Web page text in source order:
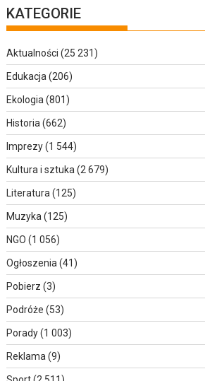
KATEGORIE
Aktualności (25 231)
Edukacja (206)
Ekologia (801)
Historia (662)
Imprezy(1 544)
Kultura i sztuka (2 679)
Literatura (125)
Muzyka (125)
NGO (1 056)
Ogłoszenia (41)
Pobierz (3)
Podróże (53)
Porady(1 003)
Reklama (9)